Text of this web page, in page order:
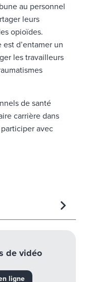
au personnel
leurs
opioïdes.
d’entamer un
les travailleurs
de santé
carrière dans
avec
de vidéo
ligne